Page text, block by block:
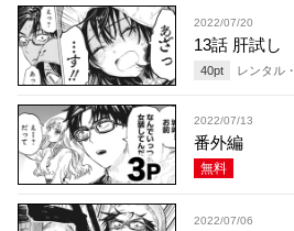
2022/07/20
13話 肝試し
40pt レンタル・
2022/07/13
番外編
無料
2022/07/06